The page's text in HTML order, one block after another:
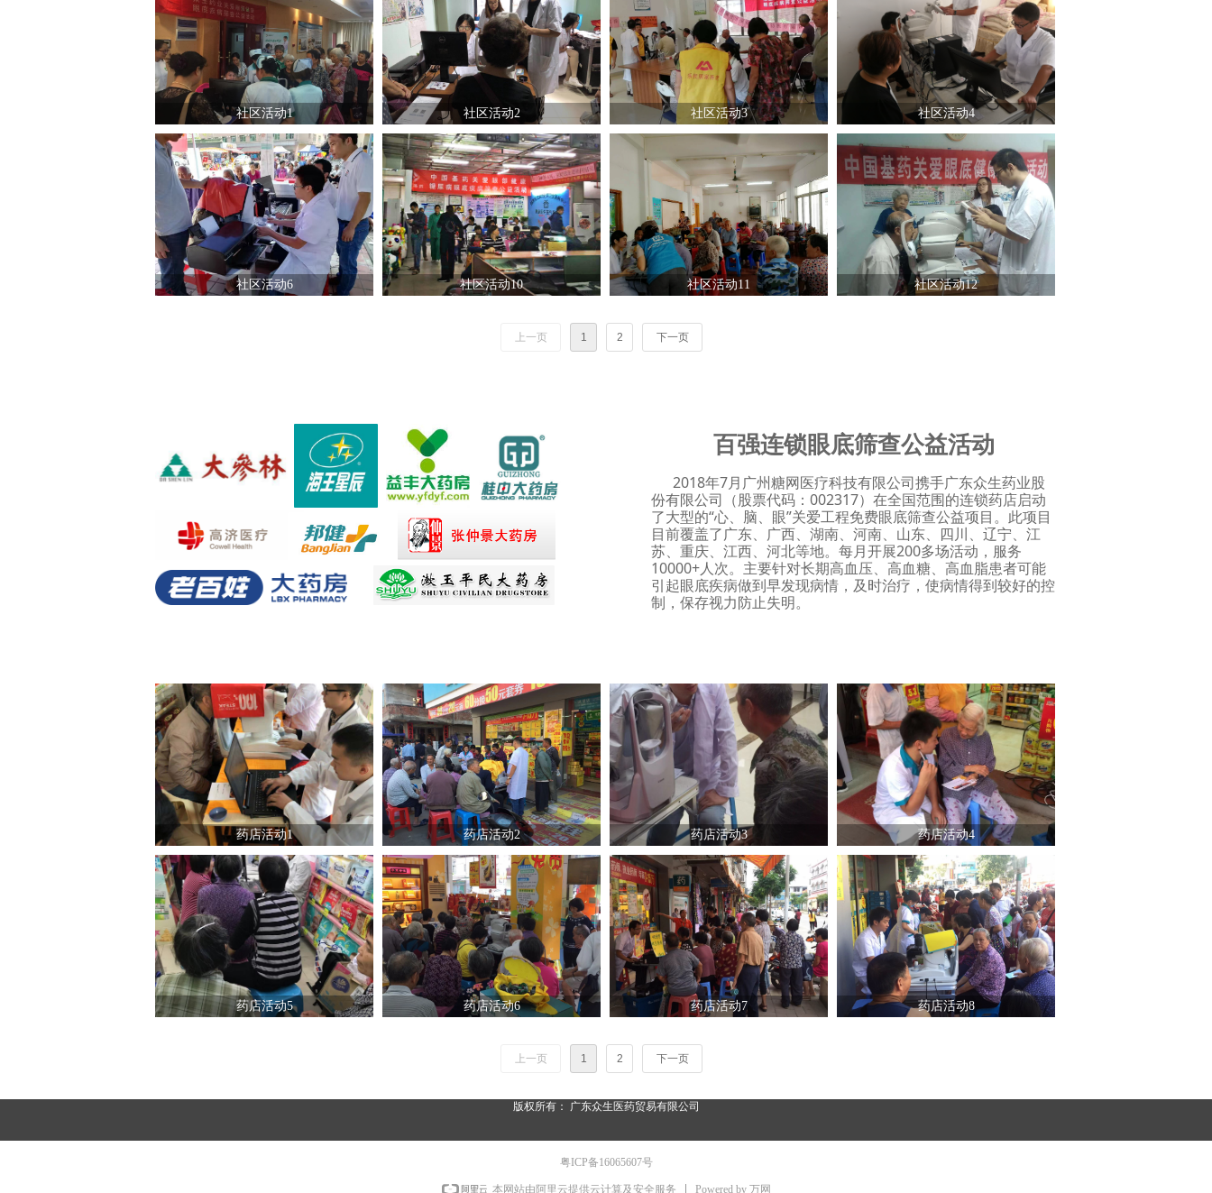
社区活动1 社区活动2 社区活动3 社区活动4
社区活动6 社区活动10 社区活动11 社区活动12
上一页 1 2 下一页
2018年7月广州糖网医疗科技有限公司携手广东众生药业股
份有限公司（股票代码：002317）在全国范围的连锁药店启动
了大型的“心、脑、眼”关爱工程免费眼底筛查公益项目。此项目
目前覆盖了广东、广西、湖南、河南、山东、四川、辽宁、江
苏、重庆、江西、河北等地。每月开展200多场活动，服务
10000+人次。主要针对长期高血压、高血糖、高血脂患者可能
引起眼底疾病做到早发现病情，及时治疗，使病情得到较好的控
制，保存视力防止失明。
百强连锁眼底筛查公益活动
药店活动1 药店活动2 药店活动3 药店活动4
药店活动5 药店活动6 药店活动7 药店活动8
上一页 1 2 下一页
版权所有： 广东众生医药贸易有限公司
粤ICP备16065607号
本网站由阿里云提供云计算及安全服务 Powered by 万网